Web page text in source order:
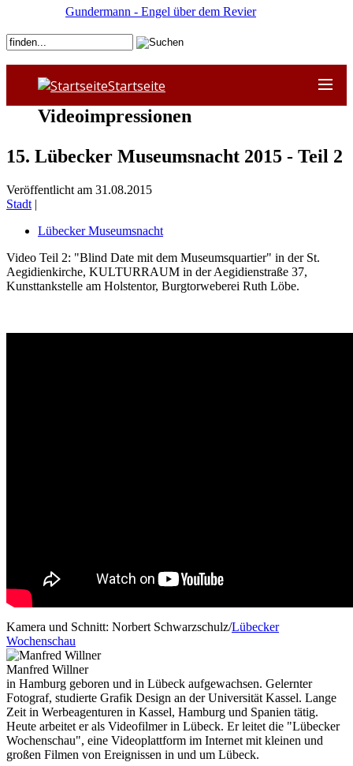
Startseite
Videoimpressionen
15. Lübecker Museumsnacht 2015 - Teil 2
Veröffentlicht am 31.08.2015
Stadt |
Lübecker Museumsnacht
Video Teil 2: "Blind Date mit dem Museumsquartier" in der St.
Aegidienkirche, KULTURRAUM in der Aegidienstraße 37,
Kunsttankstelle am Holstentor, Burgtorweberei Ruth Löbe.
Kamera und Schnitt: Norbert Schwarzschulz/Lübecker
Wochenschau
Manfred Willner
in Hamburg geboren und in Lübeck aufgewachsen. Gelernter
Fotograf, studierte Grafik Design an der Universität Kassel. Lange
Zeit in Werbeagenturen in Kassel, Hamburg und Spanien tätig.
Heute arbeitet er als Videofilmer in Lübeck. Er leitet die "Lübecker
Wochenschau", eine Videoplattform im Internet mit kleinen und
großen Filmen von Ereignissen in und um Lübeck.
Gundermann - Engel über dem Revier